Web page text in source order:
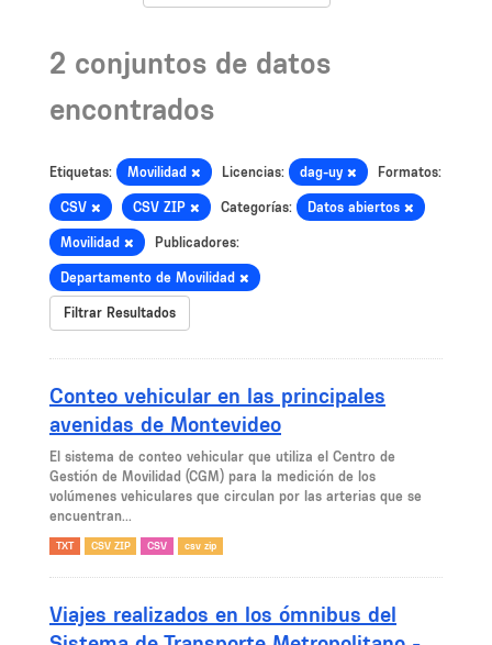
2 conjuntos de datos
encontrados
Etiquetas: Movilidad Licencias: dag-uy Formatos:
CSV CSV ZIP Categorías: Datos abiertos
Movilidad Publicadores:
Departamento de Movilidad
Filtrar Resultados
Conteo vehicular en las principales
avenidas de Montevideo
El sistema de conteo vehicular que utiliza el Centro de
Gestión de Movilidad (CGM) para la medición de los
volúmenes vehiculares que circulan por las arterias que se
encuentran...
TXT CSV ZIP CSV csv zip
Viajes realizados en los ómnibus del